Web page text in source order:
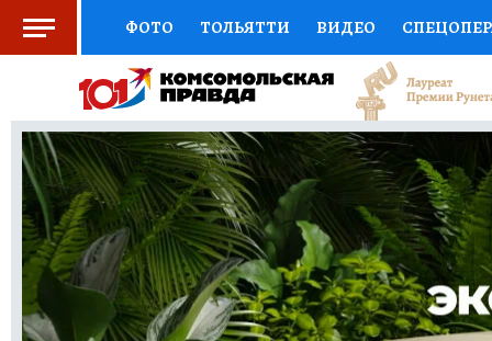
ФОТО ТОЛЬЯТТИ ВИДЕО
СОЦПОДДЕРЖКА НАУКА СПОРТ
ВЫБОР ЭКСПЕРТОВ ДОКТОР
КНИЖНАЯ ПОЛКА ПРОГНОЗЫ НА СПОРТ
ПРЕСС-ЦЕНТР НЕДВИЖИМОСТЬ
КОЛЛЕКЦИИ КП РЕКЛАМА